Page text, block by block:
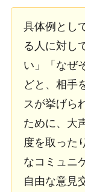
具体例とし
る人に対し
い」「なぜ
どと、相手
スが挙げら
ために、大
度を取った
なコミュニ
自由な意見